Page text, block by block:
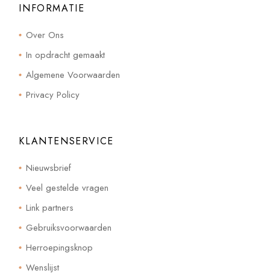
INFORMATIE
Over Ons
In opdracht gemaakt
Algemene Voorwaarden
Privacy Policy
KLANTENSERVICE
Nieuwsbrief
Veel gestelde vragen
Link partners
Gebruiksvoorwaarden
Herroepingsknop
Wenslijst